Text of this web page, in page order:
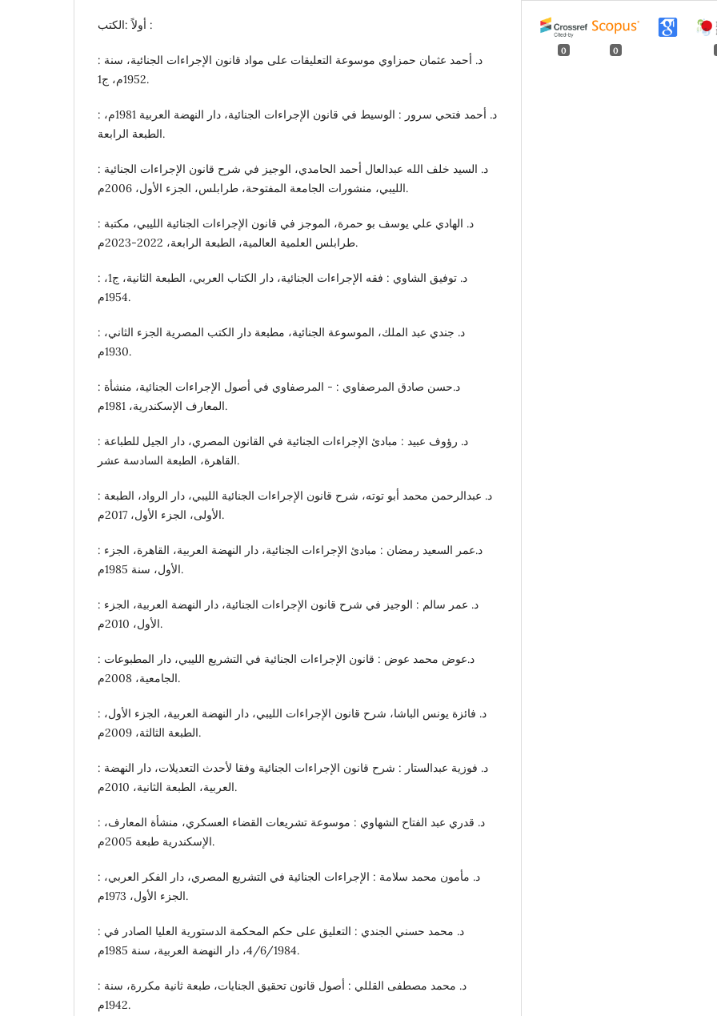
أولاً :الكتب :
: د. أحمد عثمان حمزاوي موسوعة التعليقات على مواد قانون الإجراءات الجنائية، سنة
1952م، ج1.
: د. أحمد فتحي سرور : الوسيط في قانون الإجراءات الجنائية، دار النهضة العربية 1981م،
الطبعة الرابعة.
: د. السيد خلف الله عبدالعال أحمد الحامدي، الوجيز في شرح قانون الإجراءات الجنائية
الليبي، منشورات الجامعة المفتوحة، طرابلس، الجزء الأول، 2006م.
: د. الهادي علي يوسف بو حمرة، الموجز في قانون الإجراءات الجنائية الليبي، مكتبة
طرابلس العلمية العالمية، الطبعة الرابعة، 2022-2023م.
: د. توفيق الشاوي : فقه الإجراءات الجنائية، دار الكتاب العربي، الطبعة الثانية، ج1،
1954م.
: د. جندي عبد الملك، الموسوعة الجنائية، مطبعة دار الكتب المصرية الجزء الثاني،
1930م.
: د.حسن صادق المرصفاوي : - المرصفاوي في أصول الإجراءات الجنائية، منشأة
المعارف الإسكندرية، 1981م.
: د. رؤوف عبيد : مبادئ الإجراءات الجنائية في القانون المصري، دار الجيل للطباعة
القاهرة، الطبعة السادسة عشر.
: د. عبدالرحمن محمد أبو توته، شرح قانون الإجراءات الجنائية الليبي، دار الرواد، الطبعة
الأولى، الجزء الأول، 2017م.
: د.عمر السعيد رمضان : مبادئ الإجراءات الجنائية، دار النهضة العربية، القاهرة، الجزء
الأول، سنة 1985م.
: د. عمر سالم : الوجيز في شرح قانون الإجراءات الجنائية، دار النهضة العربية، الجزء
الأول، 2010م.
: د.عوض محمد عوض : قانون الإجراءات الجنائية في التشريع الليبي، دار المطبوعات
الجامعية، 2008م.
: د. فائزة يونس الباشا، شرح قانون الإجراءات الليبي، دار النهضة العربية، الجزء الأول،
الطبعة الثالثة، 2009م.
: د. فوزية عبدالستار : شرح قانون الإجراءات الجنائية وفقا لأحدث التعديلات، دار النهضة
العربية، الطبعة الثانية، 2010م.
: د. قدري عبد الفتاح الشهاوي : موسوعة تشريعات القضاء العسكري، منشأة المعارف،
الإسكندرية طبعة 2005م.
: د. مأمون محمد سلامة : الإجراءات الجنائية في التشريع المصري، دار الفكر العربي،
الجزء الأول، 1973م.
: د. محمد حسني الجندي : التعليق على حكم المحكمة الدستورية العليا الصادر في
4/6/1984، دار النهضة العربية، سنة 1985م.
: د. محمد مصطفى القللي : أصول قانون تحقيق الجنايات، طبعة ثانية مكررة، سنة
1942م.
0 0